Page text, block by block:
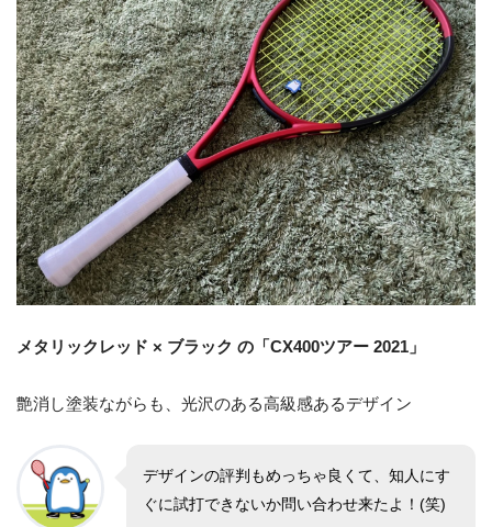
メタリックレッド × ブラック の「CX400ツアー 2021」
艶消し塗装ながらも、光沢のある高級感あるデザイン
デザインの評判もめっちゃ良くて、知人にす
ぐに試打できないか問い合わせ来たよ！(笑)